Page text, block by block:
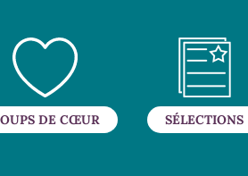
DE CŒUR SÉLECTIONS